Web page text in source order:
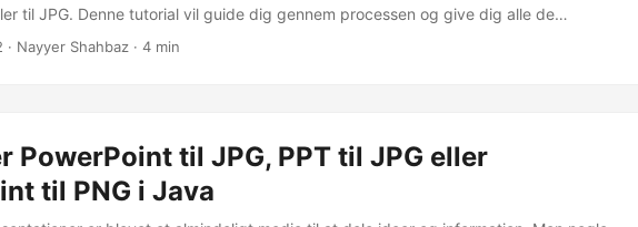
til JPG. Denne tutorial vil guide dig gennem processen og give dig alle de
brug for, til at konvertere dine præsentationer til billeder.
· Nayyer Shahbaz · 4 min
PowerPoint til JPG, PPT til JPG eller
til PNG i Java